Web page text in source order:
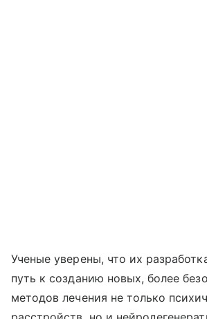
Ученые уверены, что их
путь к созданию новых, более
методов лечения не только